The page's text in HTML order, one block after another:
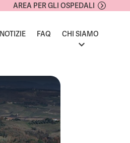
AREA PER GLI OSPEDALI
NOTIZIE FAQ CHI SIAMO